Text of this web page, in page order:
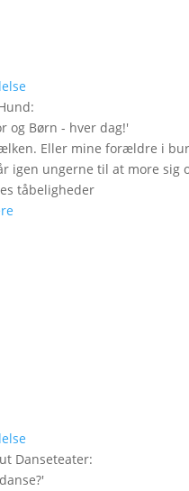
:
og Børn - hver dag!'
Eller mine forældre i
igen ungerne til at more sig
tåbeligheder
Danseteater:
'